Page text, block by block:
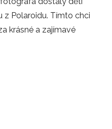
z Polaroidu. Tímto chci
krásné a zajímavé